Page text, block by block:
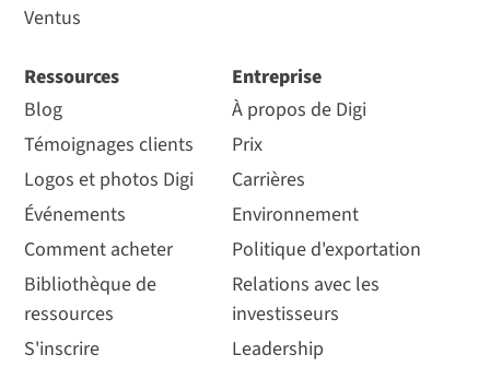
Ventus
Ressources
Blog
Témoignages clients
Logos et photos Digi
Événements
Comment acheter
Bibliothèque de
ressources
S'inscrire
Entreprise
À propos de Digi
Prix
Carrières
Environnement
Politique d'exportation
Relations avec les
investisseurs
Leadership